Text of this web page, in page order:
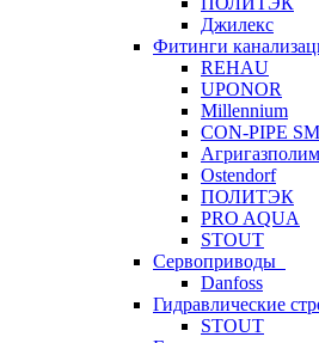
Джилекс
Фитинги
REHAU
UPONOR
Millennium
CON-PIPE
Ostendorf
ПОЛИТЭК
PRO AQUA
STOUT
Сервоприводы
Danfoss
Гидравлические
STOUT